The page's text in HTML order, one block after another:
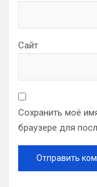
Сайт
Сохранить моё
браузере для